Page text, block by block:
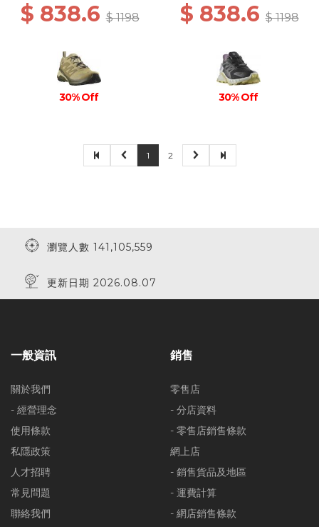
$ 838.6$ 1198
30% Off
$ 838.6$ 1198
30% Off
1 2
瀏覽人數 141,105,559
更新日期 2026.08.07
一般資訊
關於我們
- 經營理念
使用條款
私隱政策
人才招聘
常見問題
聯絡我們
銷售
零售店
- 分店資料
- 零售店銷售條款
網上店
- 銷售貨品及地區
- 運費計算
- 網店銷售條款